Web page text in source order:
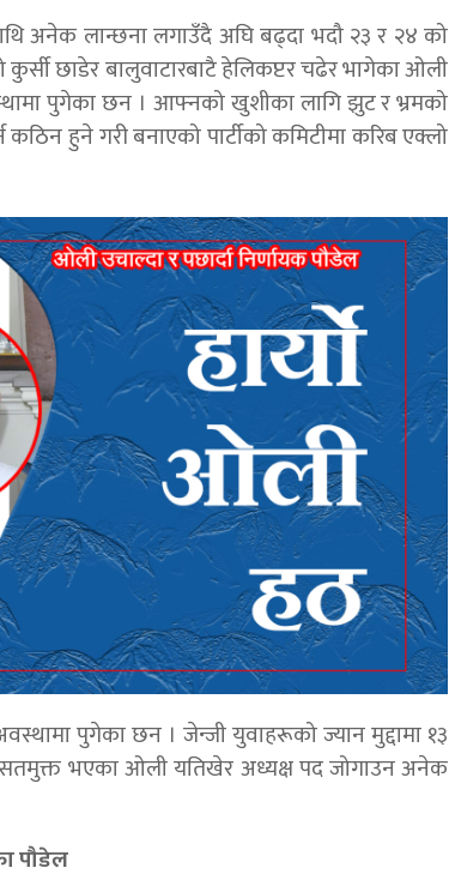
अनेक लान्छना लगाउँदै अघि बढ्दा भदौ २३ र २४ को
कुर्सी छाडेर बालुवाटारबाटै हेलिकप्टर चढेर भागेका ओली
पुगेका छन । आफ्नको खुशीका लागि झुट र भ्रमको
हुने गरी बनाएको पार्टीको कमिटीमा करिब एक्लो
पुगेका छन । जेन्जी युवाहरूको ज्यान मुद्दामा १३
भएका ओली यतिखेर अध्यक्ष पद जोगाउन अनेक
पौडेल